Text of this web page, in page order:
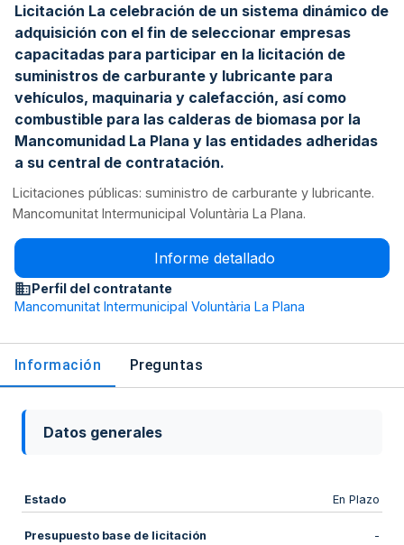
Licitación La celebración de un sistema dinámico de
adquisición con el fin de seleccionar empresas
capacitadas para participar en la licitación de
suministros de carburante y lubricante para
vehículos, maquinaria y calefacción, así como
combustible para las calderas de biomasa por la
Mancomunidad La Plana y las entidades adheridas
a su central de contratación.
Licitaciones públicas: suministro de carburante y lubricante.
Mancomunitat Intermunicipal Voluntària La Plana.
Informe detallado
Perfil del contratante
Mancomunitat Intermunicipal Voluntària La Plana
Información Preguntas
Datos generales
Estado En Plazo
Presupuesto base de licitación -